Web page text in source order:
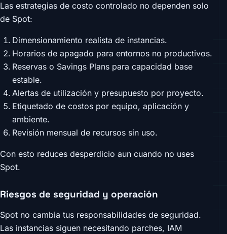
Las estrategias de costo controlado no dependen solo
de Spot:
Dimensionamiento realista de instancias.
Horarios de apagado para entornos no productivos.
Reservas o Savings Plans para capacidad base
estable.
Alertas de utilización y presupuesto por proyecto.
Etiquetado de costos por equipo, aplicación y
ambiente.
Revisión mensual de recursos sin uso.
Con esto reduces desperdicio aun cuando no uses
Spot.
Riesgos de seguridad y operación
Spot no cambia tus responsabilidades de seguridad.
Las instancias siguen necesitando parches, IAM